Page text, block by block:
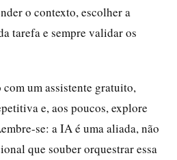
o contexto, escolher a
tarefa e sempre validar os
um assistente gratuito,
e, aos poucos, explore
se: a IA é uma aliada, não
que souber orquestrar essa